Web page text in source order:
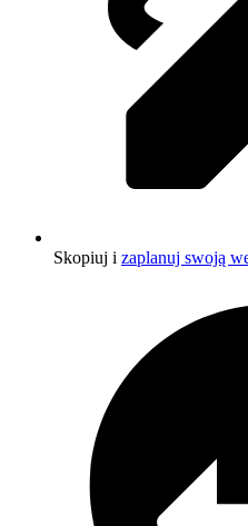
Skopiuj i zaplanuj swoją